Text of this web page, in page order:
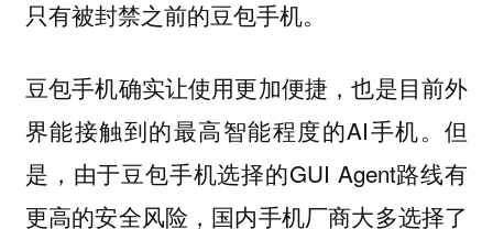
只有被封禁之前的豆包手机。
豆包手机确实让使用更加便捷，也是目前外
界能接触到的最高智能程度的AI手机。但
是，由于豆包手机选择的GUI Agent路线有
更高的安全风险，国内手机厂商大多选择了